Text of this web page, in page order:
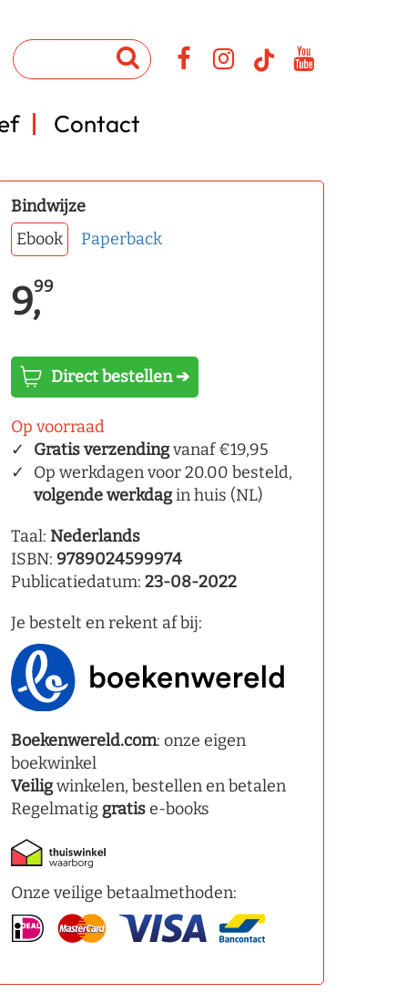
Contact
Bindwijze
Ebook
Paperback
9,99
Direct bestellen ➔
Op voorraad
Gratis verzendingvanaf €19,95
Op werkdagen voor 20.00 besteld,
volgende werkdagin huis (NL)
Taal: Nederlands
ISBN: 9789024599974
Publicatiedatum: 23-08-2022
Je bestelt en rekent af bij:
Boekenwereld.com: onze eigen
boekwinkel
Veiligwinkelen, bestellen en betalen
Regelmatig gratise-books
Onze veilige betaalmethoden: